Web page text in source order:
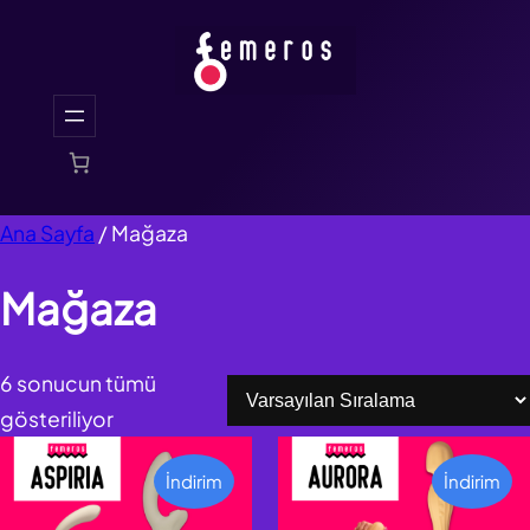
Ana Sayfa / Mağaza
Mağaza
6 sonucun tümü
gösteriliyor
İndirim İndirimdeki
İndirim